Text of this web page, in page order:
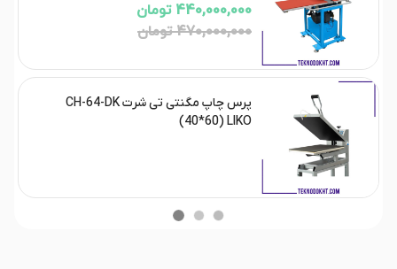
440,000,000 تومان
470,000,000 تومان
پرس چاپ مگنتی تی شرت CH-64-DK
(40*60) LIKO